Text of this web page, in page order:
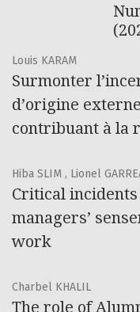
Louis KARAM
Surmonter
d’origine
contribuant à la
Hiba SLIM , Lionel
Critical
managers’
work
Charbel KHALIL
The role of